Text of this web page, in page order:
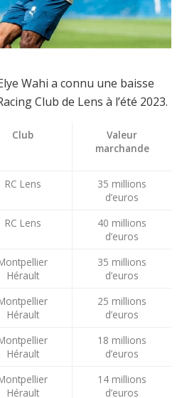
Wahi a connu une baisse
Club de Lens à l’été 2023.
Club
Valeur
marchande
RC Lens
35 millions
d’euros
RC Lens
40 millions
d’euros
Hérault
35 millions
d’euros
Hérault
25 millions
d’euros
Hérault
18 millions
d’euros
Hérault
14 millions
d’euros